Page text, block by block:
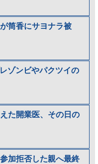
筒香にサヨナラ被
ゾンビやパクツイの
た開業医、その日の
加拒否した親へ最終